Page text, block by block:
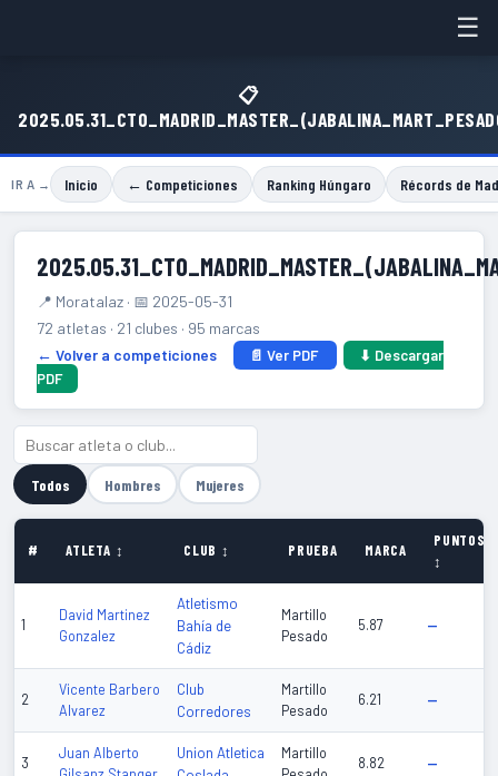
☰
📋
IR A → Inicio ← Competiciones Ranking Húngaro Récords de
📍 Moratalaz · 📅 2025-05-31
72 atletas · 21 clubes · 95 marcas
← Volver a competiciones
📄 Ver PDF
⬇ Descargar
PDF
Todos Hombres Mujeres
# ATLETA ↕ CLUB ↕ PRUEBA MARCA
PUNTOS
↕
1
David Martinez
Gonzalez
Atletismo
Bahía de
Cádiz
Martillo
Pesado
5.87 —
2
Vicente Barbero
Alvarez
Club
Corredores
Martillo
Pesado
6.21 —
3
Juan Alberto
Union Atletica
Martillo
8.82 —